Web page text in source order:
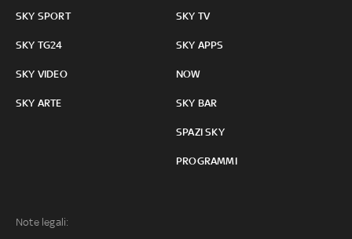
SKY SPORT
SKY TG24
SKY VIDEO
SKY ARTE
SKY TV
SKY APPS
NOW
SKY BAR
SPAZI SKY
PROGRAMMI
Note legali: